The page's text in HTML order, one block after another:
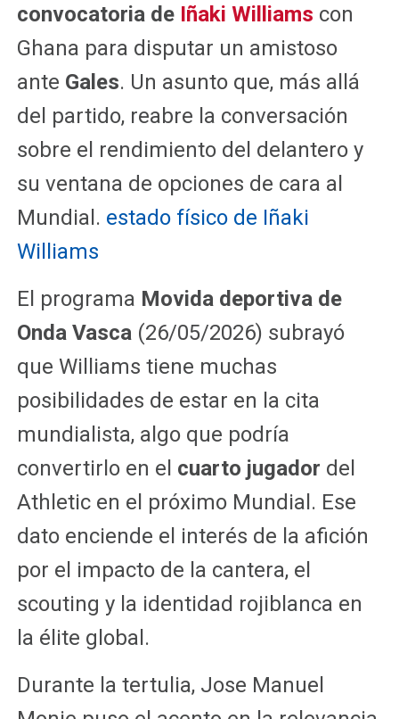
convocatoria de Iñaki Williams con
Ghana para disputar un amistoso
ante Gales. Un asunto que, más allá
del partido, reabre la conversación
sobre el rendimiento del delantero y
su ventana de opciones de cara al
Mundial. estado físico de Iñaki
Williams
El programa Movida deportiva de
Onda Vasca(26/05/2026) subrayó
que Williams tiene muchas
posibilidades de estar en la cita
mundialista, algo que podría
convertirlo en el cuarto jugador del
Athletic en el próximo Mundial. Ese
dato enciende el interés de la afición
por el impacto de la cantera, el
scouting y la identidad rojiblanca en
la élite global.
Durante la tertulia, Jose Manuel